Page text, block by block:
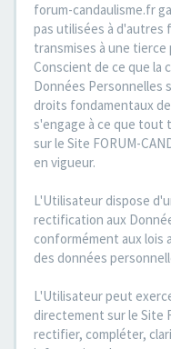
forum-candaulisme.fr
pas utilisées à d'autres
transmises à une
Conscient de ce que la
Données
droits fondamentaux
s'engage à ce que tout
sur le Site FORUM-
en vigueur.
L'Utilisateur dispose
rectification aux
conformément aux lois
des données
L'Utilisateur peut
directement sur le Site
rectifier, compléter,